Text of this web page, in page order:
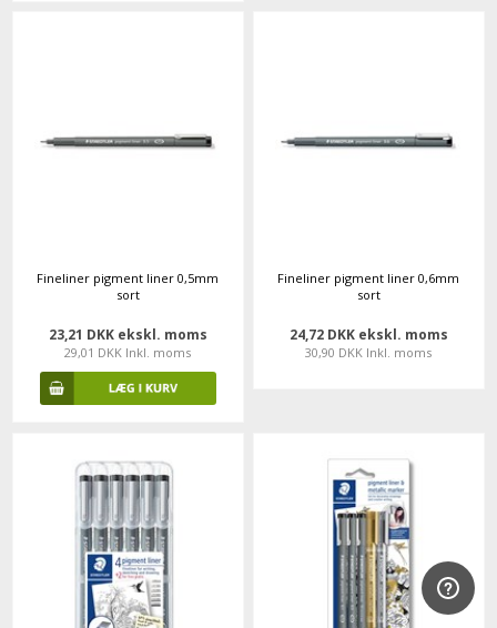
Fineliner pigment liner 0,5mm
sort
23,21 DKK ekskl. moms
29,01 DKK Inkl. moms
Fineliner pigment liner 0,6mm
sort
24,72 DKK ekskl. moms
30,90 DKK Inkl. moms